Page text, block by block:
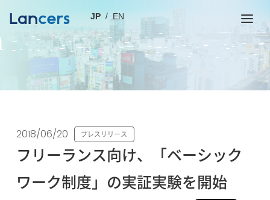
JP EN
2018/06/20 プレスリリース
フリーランス向け、「ベーシック
ワーク制度」の実証実験を開始